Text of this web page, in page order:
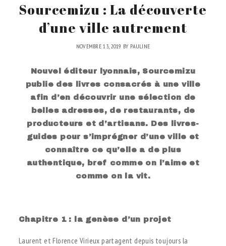
Sourcemizu : La découverte
d’une ville autrement
NOVEMBRE 13, 2019 BY PAULINE
Nouvel éditeur lyonnais, Sourcemizu
publie des livres consacrés à une ville
afin d’en découvrir une sélection de
belles adresses, de restaurants, de
producteurs et d’artisans. Des livres-
guides pour s’imprégner d’une ville et
connaître ce qu’elle a de plus
authentique, bref comme on l’aime et
comme on la vit.
Chapitre 1 : la genèse d’un projet
Laurent et Florence Virieux partagent depuis toujours la